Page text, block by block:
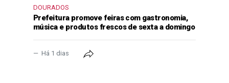
DOURADOS
Prefeitura promove feiras com gastronomia,
música e produtos frescos de sexta a domingo
Há 1 dias